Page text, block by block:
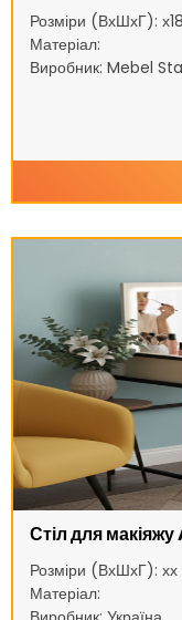
Розміри (ВхШхГ):
Матеріал:
Виробник: Mebel
Стіл для
Розміри (ВхШхГ): хх
Матеріал: